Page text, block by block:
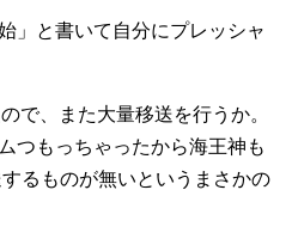
」と書いて自分にプレッシャ
で、また大量移送を行うか。
つもっちゃったから海王神も
るものが無いというまさかの